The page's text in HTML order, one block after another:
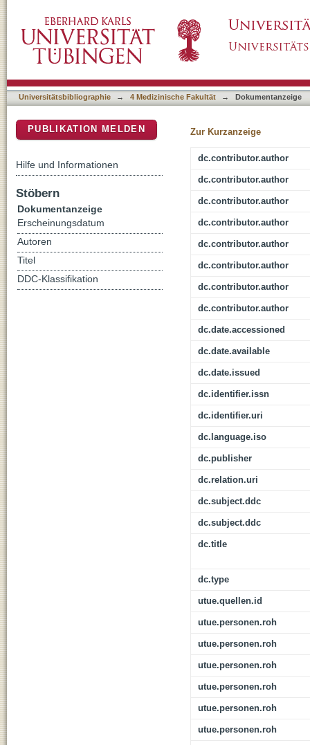
Universitätsbibliographie → 4 Medizinische Fakultät → Dokumentanzeige
Zur Kurzanzeige
dc.contributor.author
dc.contributor.author
dc.contributor.author
dc.contributor.author
dc.contributor.author
dc.contributor.author
dc.contributor.author
dc.contributor.author
dc.date.accessioned
dc.date.available
dc.date.issued
dc.identifier.issn
dc.identifier.uri
dc.language.iso
dc.publisher
dc.relation.uri
dc.subject.ddc
dc.subject.ddc
dc.title
dc.type
utue.quellen.id
utue.personen.roh
utue.personen.roh
utue.personen.roh
utue.personen.roh
utue.personen.roh
utue.personen.roh
PUBLIKATION MELDEN
Hilfe und Informationen
Stöbern
Dokumentanzeige
Erscheinungsdatum
Autoren
Titel
DDC-Klassifikation